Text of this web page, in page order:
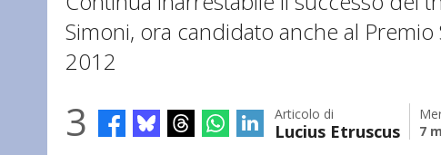
Simoni, ora candidato anche al Premio
2012
3 Articolo di
Lucius Etruscus
7